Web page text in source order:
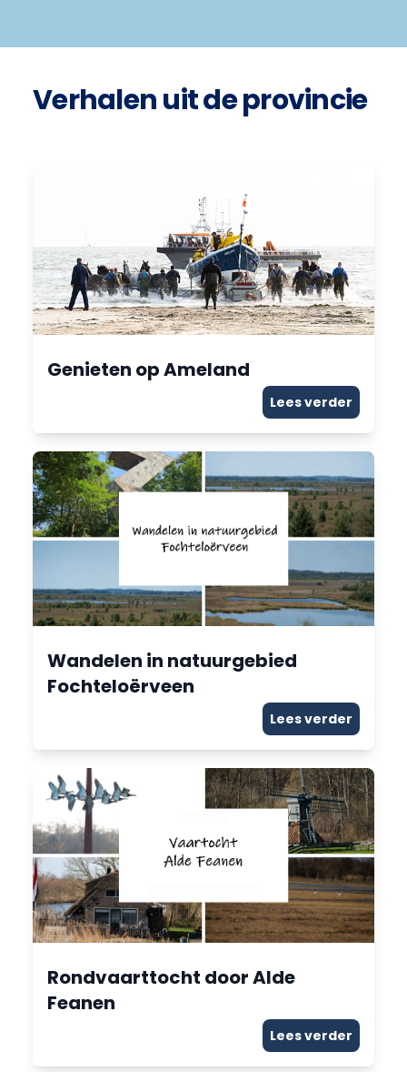
Verhalen uit de provincie
Genieten op Ameland
Lees verder
Wandelen in natuurgebied
Fochteloërveen
Lees verder
Rondvaarttocht door Alde
Feanen
Lees verder